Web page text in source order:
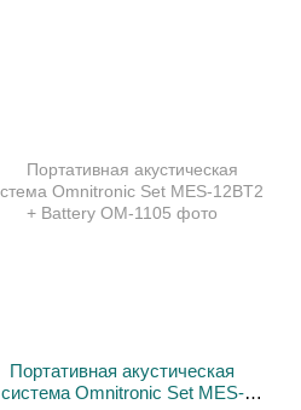
Портативная акустическая
система Omnitronic Set MES-